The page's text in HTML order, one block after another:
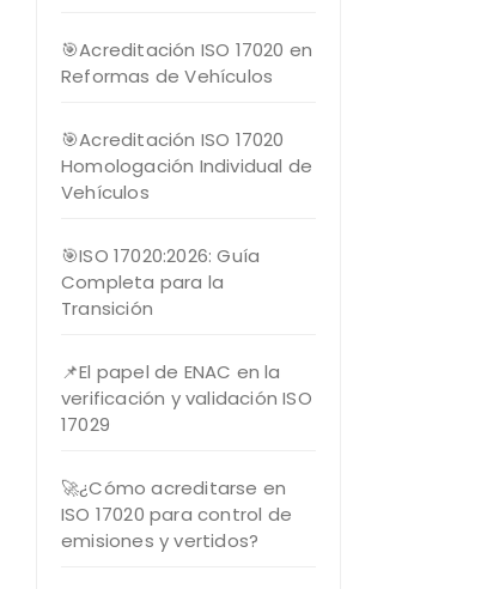
🎯Acreditación ISO 17020 en
Reformas de Vehículos
🎯Acreditación ISO 17020
Homologación Individual de
Vehículos
🎯ISO 17020:2026: Guía
Completa para la
Transición
📌El papel de ENAC en la
verificación y validación ISO
17029
🚀¿Cómo acreditarse en
ISO 17020 para control de
emisiones y vertidos?